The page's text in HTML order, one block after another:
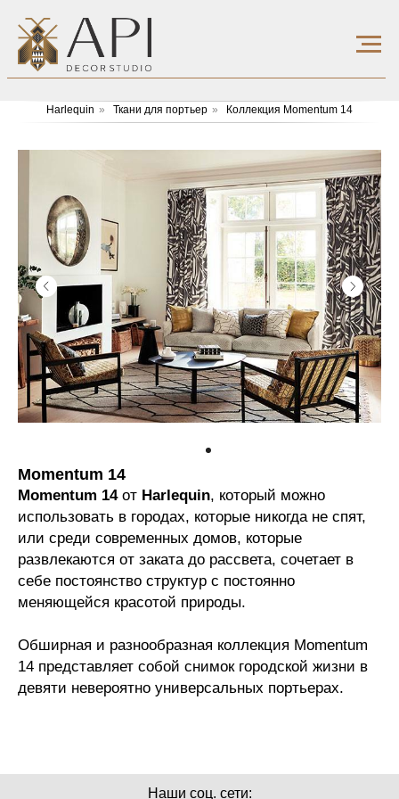
Harlequin » Ткани для портьер » Коллекция Momentum 14
Momentum 14
Momentum 14от Harlequin, который можно
использовать в городах, которые никогда не спят,
или среди современных домов, которые
развлекаются от заката до рассвета, сочетает в
себе постоянство структур с постоянно
меняющейся красотой природы.
Обширная и разнообразная коллекция Momentum
14 представляет собой снимок городской жизни в
девяти невероятно универсальных портьерах.
Наши соц. сети: